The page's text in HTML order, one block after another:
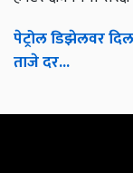
पेट्रोल डिझेलवर
ताजे दर...